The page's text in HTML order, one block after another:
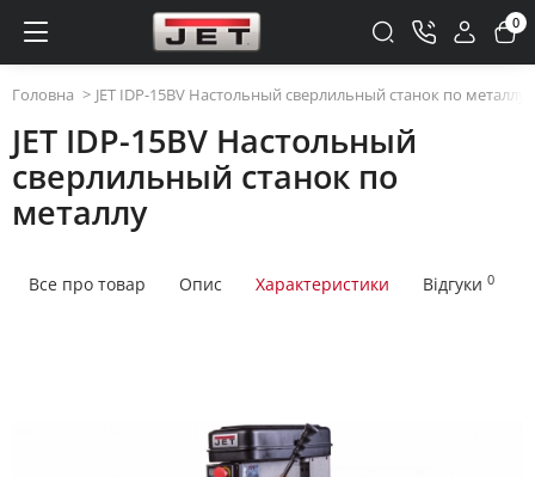
0
Головна JET IDP-15BV Настольный сверлильный станок по металлу
JET IDP-15BV Настольный
сверлильный станок по
металлу
Все про товар Опис Характеристики Відгуки 0